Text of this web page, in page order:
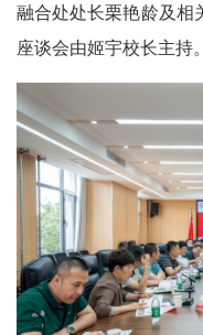
融合处处长栗艳龄及相
座谈会由姬宇校长主持。